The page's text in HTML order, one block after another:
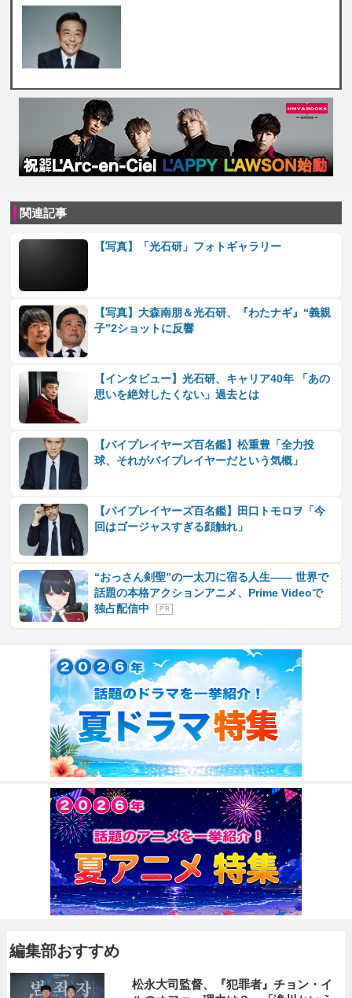
関連記事
【写真】「光石研」フォトギャラリー
【写真】大森南朋＆光石研、『わたナギ』“義親
子”2ショットに反響
【インタビュー】光石研、キャリア40年 「あの
思いを絶対したくない」過去とは
【バイプレイヤーズ百名鑑】松重豊「全力投
球、それがバイプレイヤーだという気概」
【バイプレイヤーズ百名鑑】田口トモロヲ「今
回はゴージャスすぎる顔触れ」
“おっさん剣聖”の一太刀に宿る人生―― 世界で
話題の本格アクションアニメ、Prime Videoで
独占配信中
P R
編集部おすすめ
松永大司監督、『犯罪者』チョン・イ